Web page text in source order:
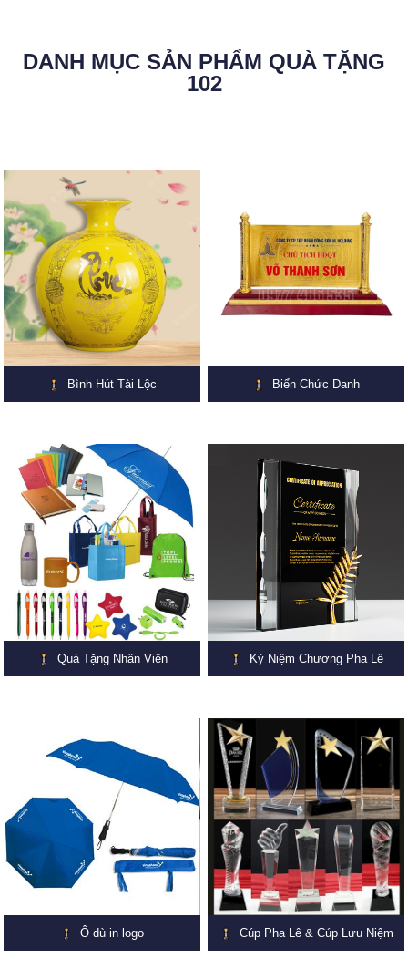
DANH MỤC SẢN PHẨM QUÀ TẶNG
102
Bình Hút Tài Lộc Biển Chức Danh
Quà Tặng Nhân Viên Kỷ Niệm Chương Pha Lê
Ô dù in logo Cúp Pha Lê & Cúp Lưu Niệm